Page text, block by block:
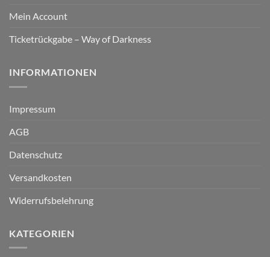
Mein Account
Ticketrückgabe – Way of Darkness
INFORMATIONEN
Impressum
AGB
Datenschutz
Versandkosten
Widerrufsbelehrung
KATEGORIEN